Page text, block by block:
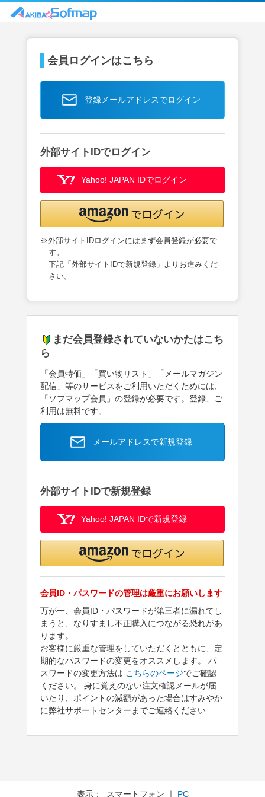
会員ログインはこちら
登録メールアドレスでログイン
外部サイトIDでログイン
Yahoo! JAPAN IDでログイン
※外部サイトIDログインにはまず会員登録が必要で
す。
下記「外部サイトIDで新規登録」よりお進みくだ
さい。
まだ会員登録されていないかたはこち
ら
「会員特価」「買い物リスト」「メールマガジン
配信」等のサービスをご利用いただくためには、
「ソフマップ会員」の登録が必要です。登録、ご
利用は無料です。
メールアドレスで新規登録
外部サイトIDで新規登録
Yahoo! JAPAN IDで新規登録
会員ID・パスワードの管理は厳重にお願いします
万が一、会員ID・パスワードが第三者に漏れてし
まうと、なりすまし不正購入につながる恐れがあ
ります。
お客様に厳重な管理をしていただくとともに、定
期的なパスワードの変更をオススメします。 パ
スワードの変更方法は こちらのページでご確認
ください。 身に覚えのない注文確認メールが届
いたり、ポイントの減額があった場合はすみやか
に弊社サポートセンターまでご連絡ください
表示： スマートフォン ｜ PC